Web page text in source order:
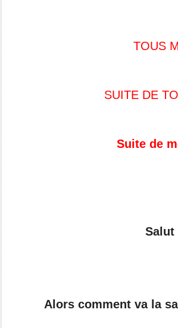
TOUS
SUITE DE
Suite de
Salut
Alors comment va la